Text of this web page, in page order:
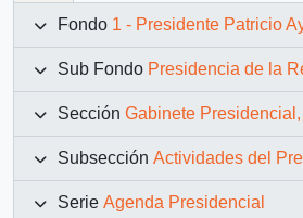
Fondo 1 - Presidente Patricio
Sub Fondo Presidencia de la República (11
Sección Gabinete Presidencial,
Subsección Actividades del
Serie Agenda Presidencial